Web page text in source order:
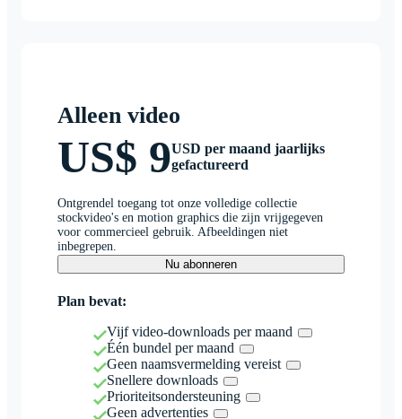
Alleen video
US$ 9USD per maand jaarlijks
gefactureerd
Ontgrendel toegang tot onze volledige collectie
stockvideo's en motion graphics die zijn vrijgegeven
voor commercieel gebruik. Afbeeldingen niet
inbegrepen.
Nu abonneren
Plan bevat:
Vijf video-downloads per maand
Één bundel per maand
Geen naamsvermelding vereist
Snellere downloads
Prioriteitsondersteuning
Geen advertenties